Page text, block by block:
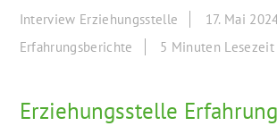
Interview Erziehungsstelle
17. Mai
Erfahrungsberichte
5 Minuten Lesezeit
Erziehungsstelle